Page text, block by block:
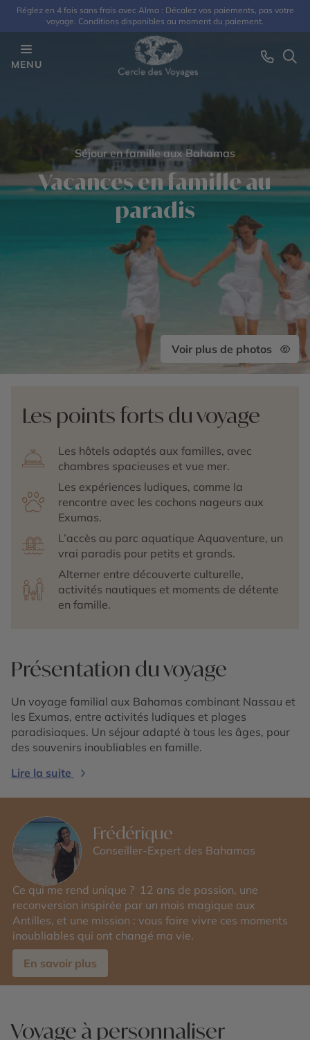
Réglez en 4 fois sans frais avec Alma : Décalez vos paiements, pas votre
voyage. Conditions disponibles au moment du paiement.
MENU
Séjour en famille aux Bahamas
Vacances en famille au
paradis
Voir plus de photos
Les points forts du voyage
Les hôtels adaptés aux familles, avec
chambres spacieuses et vue mer.
Les expériences ludiques, comme la
rencontre avec les cochons nageurs aux
Exumas.
L’accès au parc aquatique Aquaventure, un
vrai paradis pour petits et grands.
Alterner entre découverte culturelle,
activités nautiques et moments de détente
en famille.
Présentation du voyage
Un voyage familial aux Bahamas combinant Nassau et
les Exumas, entre activités ludiques et plages
paradisiaques. Un séjour adapté à tous les âges, pour
des souvenirs inoubliables en famille.
Lire la suite
Frédérique
Conseiller-Expert des Bahamas
Ce qui me rend unique ? 12 ans de passion, une
reconversion inspirée par un mois magique aux
Antilles, et une mission : vous faire vivre ces moments
inoubliables qui ont changé ma vie.
En savoir plus
Voyage à personnaliser